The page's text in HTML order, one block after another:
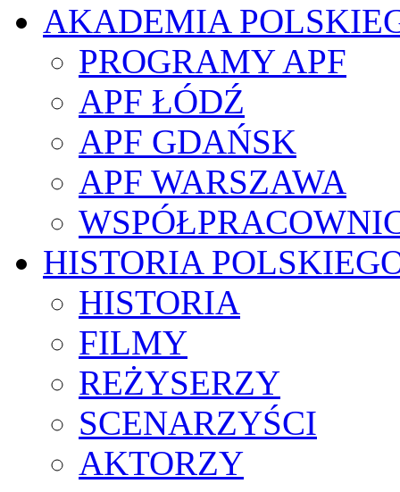
AKADEMIA
PROGRAMY APF
APF ŁÓDŹ
APF GDAŃSK
APF WARSZAWA
HISTORIA
HISTORIA
FILMY
REŻYSERZY
SCENARZYŚCI
AKTORZY